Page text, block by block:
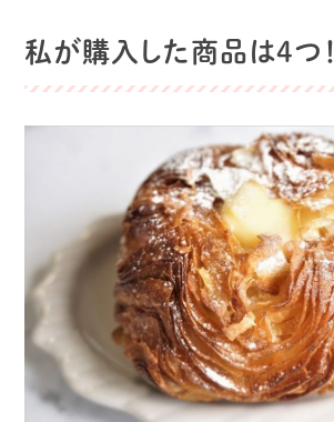
私が購入した商品は4つ！